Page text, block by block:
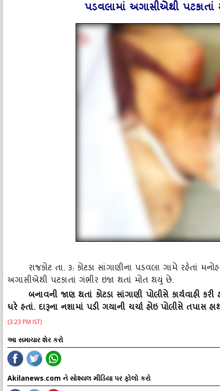
પડવલામાં અગાસીએથી
રાજકોટ તા. ૩: કોટડા સાંગાણીના પડવલા ગામે રહેતાં
અગાસીએથી પટકાતાં ગંભીર ઇજા થતાં મોત થયું છે.
બનાવની જાણ થતાં કોટડા સાંગાણી પોલીસે કાર્યવાહી
ઘરે હતાં. દારૂના નશામાં પડી ગયાની ચર્ચા હોઇ પોલીસે તપાસ
(3:23 PM IST)
આ સમાચાર શેર કરો
Akilanews.com ને સોશ્યલ મીડિયા પર ફોલો કરો